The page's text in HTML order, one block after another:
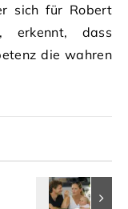
sich für Robert
erkennt, dass
die wahren